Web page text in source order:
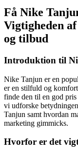
Få Nike
Vigtigheden
og tilbud
Introduktion til
Nike Tanjun er en
er en stilfuld og
finde den til en god
vi udforske
Tanjun samt hvordan
marketing gimmicks.
Hvorfor er det